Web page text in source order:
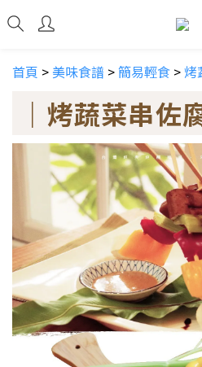
首頁 > 美味食譜 >簡易輕食 >烤
｜烤蔬菜串佐